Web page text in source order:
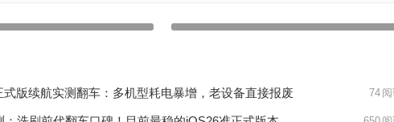
版续航实测翻车：多机型耗电暴增，老设备直接报废 74